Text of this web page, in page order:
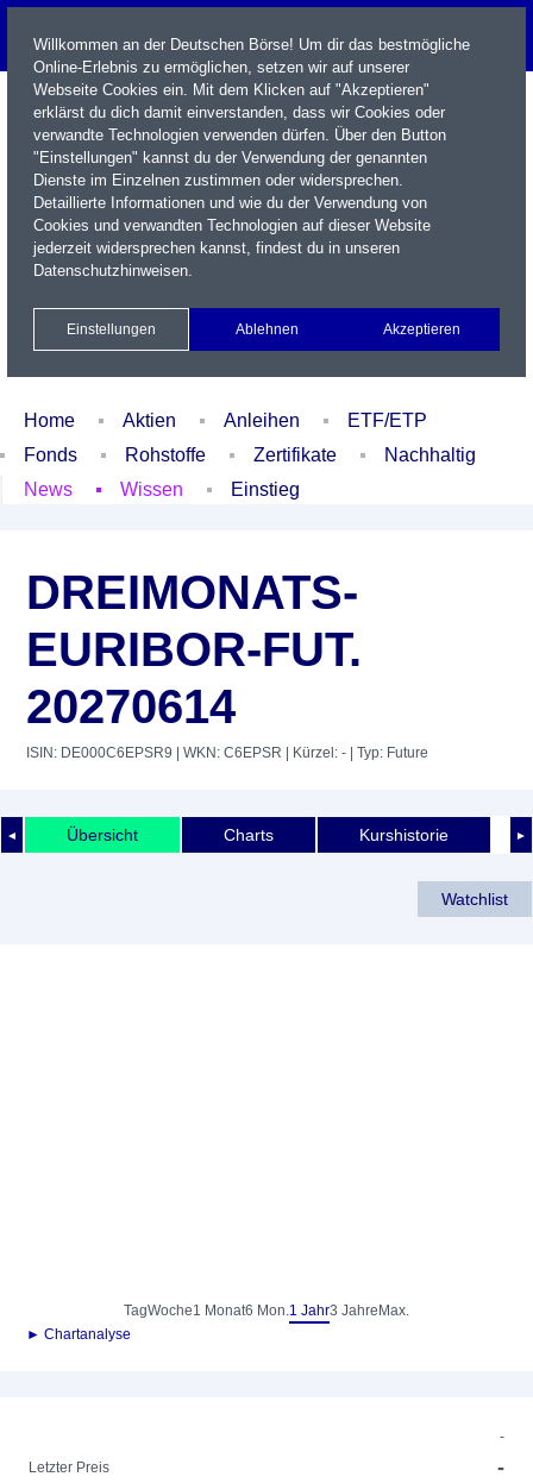
Name / WKN / ISIN / Kürzel
Xetra Realtime
Watchlist Portfolio Login
Home Aktien Anleihen
ETF/ETP
Fonds
Rohstoffe Zertifikate
Nachhaltig
News
Wissen Einstieg
DREIMONATS-
EURIBOR-FUT.
20270614
ISIN: DE000C6EPSR9 | WKN: C6EPSR | Kürzel: - | Typ: Future
◄ ►
Übersicht Charts Kurshistorie
Watchlist
TagWoche1 Monat6 Mon.1 Jahr3 Jahre Max.
► Chartanalyse
-
Letzter Preis
-
Willkommen an der Deutschen Börse! Um dir das bestmögliche
Online-Erlebnis zu ermöglichen, setzen wir auf unserer
Webseite Cookies ein. Mit dem Klicken auf "Akzeptieren"
erklärst du dich damit einverstanden, dass wir Cookies oder
verwandte Technologien verwenden dürfen. Über den Button
"Einstellungen" kannst du der Verwendung der genannten
Dienste im Einzelnen zustimmen oder widersprechen.
Detaillierte Informationen und wie du der Verwendung von
Cookies und verwandten Technologien auf dieser Website
jederzeit widersprechen kannst, findest du in unseren
Datenschutzhinweisen.
Einstellungen Ablehnen Akzeptieren